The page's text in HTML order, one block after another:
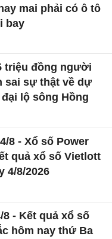
mai phải có ô tô
bay
triệu đồng người
sai sự thật về dự
lộ sông Hồng
8 - Xổ số Power
quả xổ số Vietlott
4/8/2026
8 - Kết quả xổ số
hôm nay thứ Ba